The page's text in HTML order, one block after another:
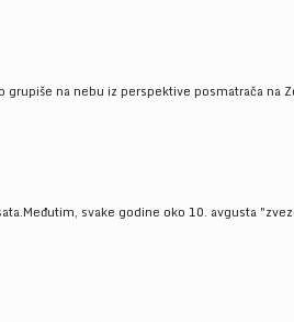
na nebu iz perspektive posmatrača na
svake godine oko 10. avgusta